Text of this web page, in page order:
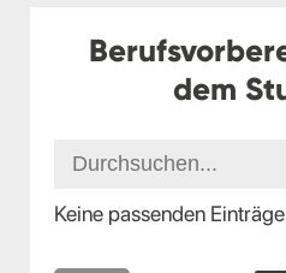
dem
Keine passenden